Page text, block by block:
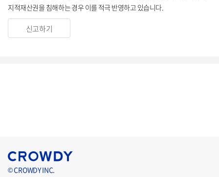
지적재산권을 침해하는 경우 이를 적극 반영하고 있습니다.
신고하기
© CROWDY INC.